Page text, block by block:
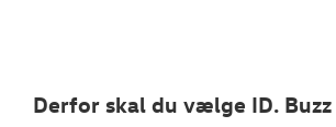
Derfor skal du vælge ID. Buzz